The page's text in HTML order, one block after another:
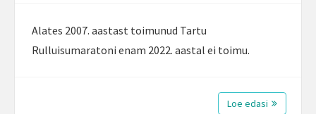
Alates 2007. aastast toimunud Tartu
Rulluisumaratoni enam 2022. aastal ei toimu.
Loe edasi